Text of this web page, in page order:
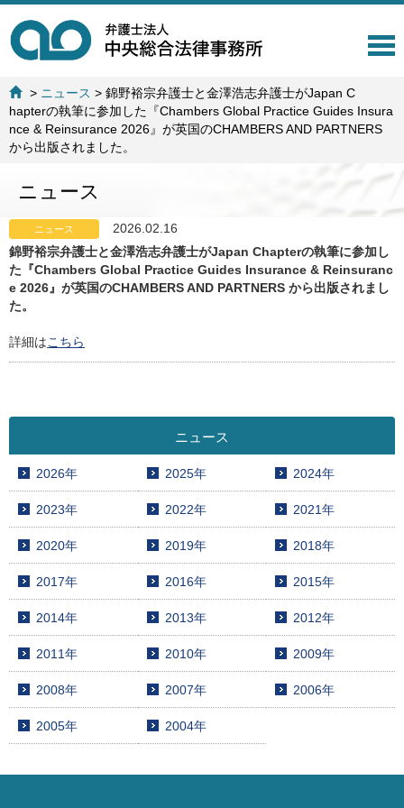
T
l
e
t
i
o
> ニュース >錦野裕宗弁護士と金澤浩志弁護士がJapan C
hapterの執筆に参加した『Chambers Global Practice Guides Insura
nce & Reinsurance 2026』が英国のCHAMBERS AND PARTNERS
から出版されました。
ニュース
ニュース
2026.02.16
錦野裕宗弁護士と金澤浩志弁護士がJapan Chapterの執筆に参加し
た『Chambers Global Practice Guides Insurance & Reinsuranc
e 2026』が英国のCHAMBERS AND PARTNERS から出版されまし
た。
詳細はこちら
ニュース
2026年 2025年 2024年
2023年 2022年 2021年
2020年 2019年 2018年
2017年 2016年 2015年
2014年 2013年 2012年
2011年 2010年 2009年
2008年 2007年 2006年
2005年 2004年